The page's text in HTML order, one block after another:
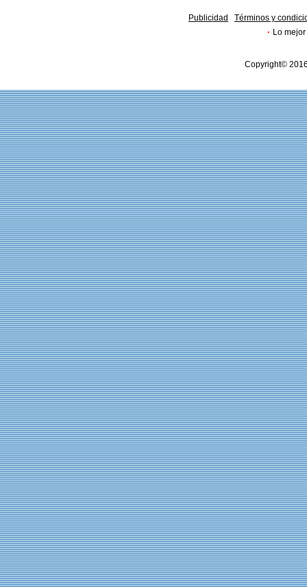
Publicidad Términos y
· Lo
Copyright©